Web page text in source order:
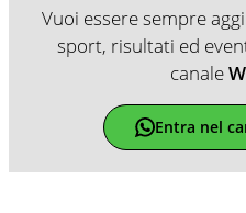
Vuoi essere sempre
sport, risultati ed
canale
Entra nel